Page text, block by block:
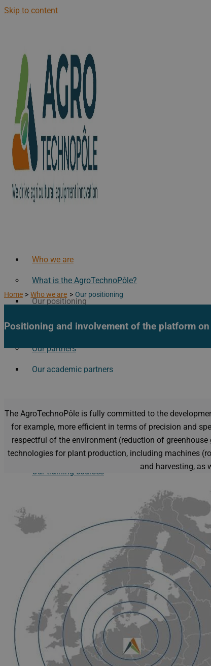
Skip to content
Who we are
What is the AgroTechnoPôle?
Our positioning
Our history
Our partners
Our academic partners
Visit the AgroTechnoPole!
Our resources
Our Services
Our training courses
Home Who we are Our positioning
Positioning and involvement of the platform
The AgroTechnoPôle is fully committed to the
for example, more efficient in terms of precision and
respectful of the environment (reduction of
technologies for plant production, including machines
and harvesting, as